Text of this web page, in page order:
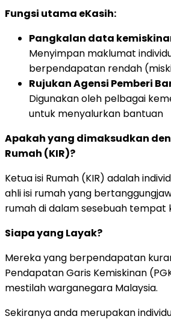
Fungsi utama eKasih:
Pangkalan data
Menyimpan maklumat
berpendapatan rendah
Rujukan Agensi Pemberi
Digunakan oleh pelbagai
untuk menyalurkan bantuan
Apakah yang dimaksudkan
Rumah (KIR)?
Ketua isi Rumah (KIR) adalah
ahli isi rumah yang
rumah di dalam sesebuah tempat
Siapa yang Layak?
Mereka yang berpendapatan
Pendapatan Garis Kemiskinan
mestilah warganegara Malaysia.
Sekiranya anda merupakan